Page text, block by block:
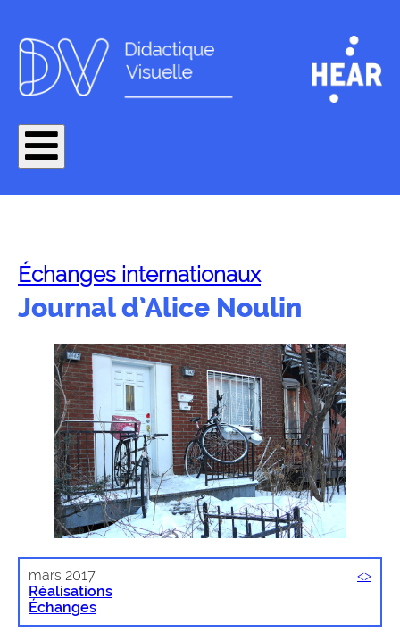
Échanges internationaux
Journal d’Alice Noulin
mars 2017
Réalisations
Échanges
<>